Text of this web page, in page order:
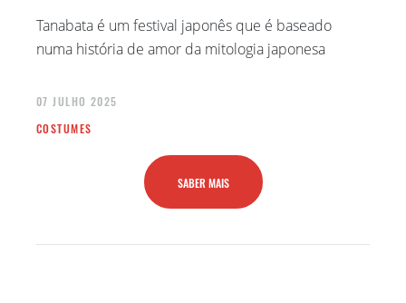
Tanabata é um festival japonês que é baseado
numa história de amor da mitologia japonesa
07 JULHO 2025
COSTUMES
SABER MAIS